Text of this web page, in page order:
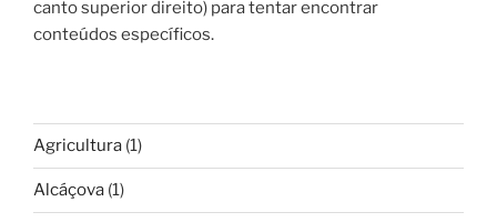
canto superior direito) para tentar encontrar
conteúdos específicos.
Agricultura (1)
Alcáçova (1)